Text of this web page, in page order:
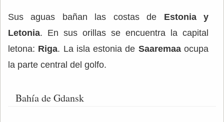
Sus aguas bañan las costas de Estonia y
Letonia. En sus orillas se encuentra la capital
letona: Riga. La isla estonia de Saaremaaocupa
la parte central del golfo.
Bahía de Gdansk